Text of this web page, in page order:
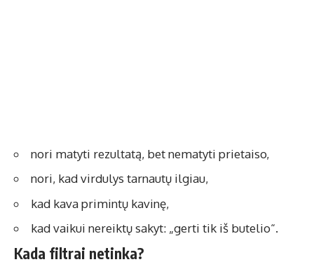
nori matyti rezultatą, bet nematyti prietaiso,
nori, kad virdulys tarnautų ilgiau,
kad kava primintų kavinę,
kad vaikui nereiktų sakyt: „gerti tik iš butelio“.
Kada filtrai netinka?